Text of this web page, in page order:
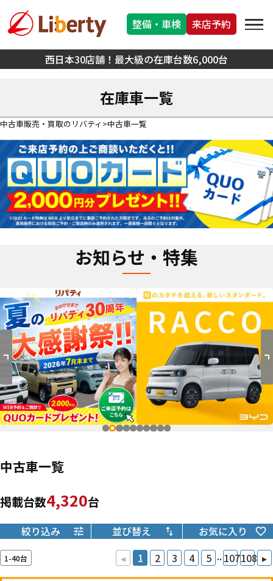
西日本30店舗！最大級の在庫台数6,000台
整備・車検 来店予約
在庫車一覧
中古車販売・買取のリバティ 中古車一覧
お知らせ・特集
中古車一覧
掲載台数4,320台
絞り込み 並び替え お気に入り
1-40台 ◂ 1 2 3 4 5 .. 107108 ▸